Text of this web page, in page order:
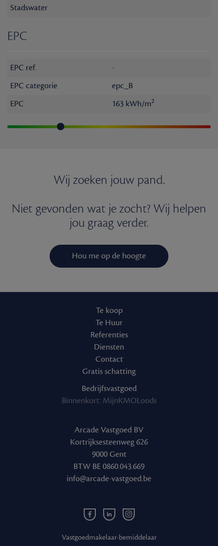
Stadswater
EPC
EPC ref.
-
EPC categorie
epc_B
EPC
163 kWh/m2
Wij zoeken jouw pand.
Niet gevonden wat je zocht? Wij helpen
jou graag verder.
Hou me op de hoogte
Te koop
Te Huur
Referenties
Diensten
Contact
Gratis schatting
Bedrijfsvastgoed
Binnenkort: MijnKMOLoods
Arcade Vastgoed BV
Kortrijksesteenweg 626
9000 Gent
BTW BE 0860.043.669
info@arcade-vastgoed.be
Facebook
Vastgoed
Linkedin
Vastgoed
Instagram
Vastgoed
Vastgoedmakelaar-bemiddelaar